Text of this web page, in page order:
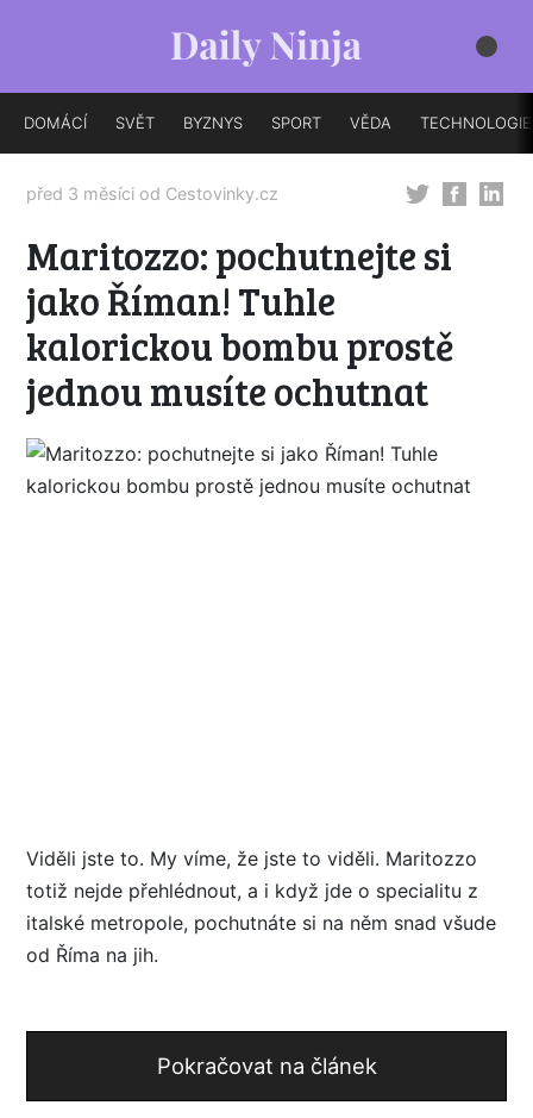
DOMÁCÍ SVĚT BYZNYS SPORT VĚDA TECHNOLOGIE
před 3 měsíci od Cestovinky.cz
Maritozzo: pochutnejte si
jako Říman! Tuhle
kalorickou bombu prostě
jednou musíte ochutnat
Viděli jste to. My víme, že jste to viděli. Maritozzo
totiž nejde přehlédnout, a i když jde o specialitu z
italské metropole, pochutnáte si na něm snad všude
od Říma na jih.
Pokračovat na článek